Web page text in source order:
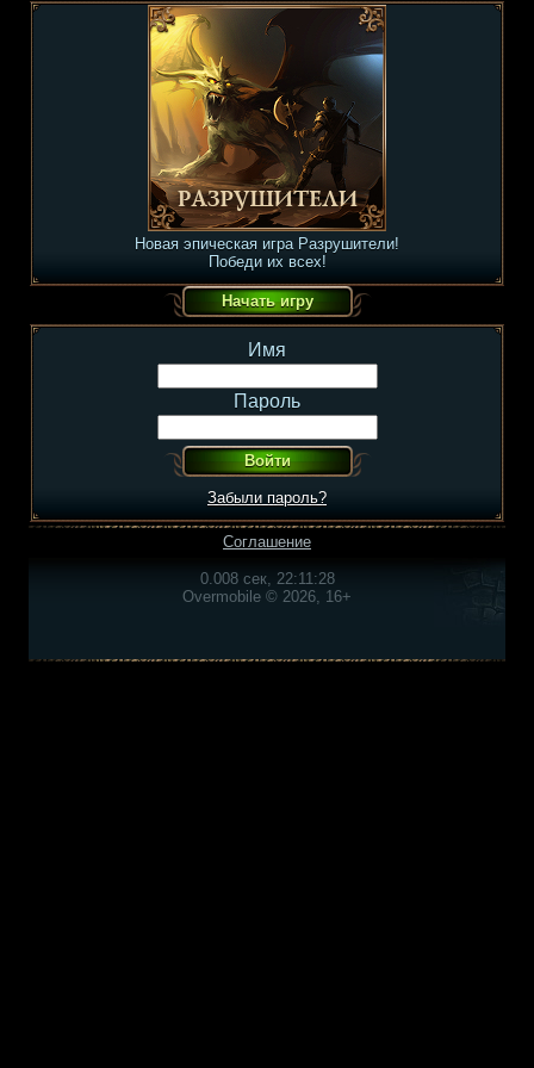
Новая эпическая игра Разрушители!
Победи их всех!
Имя
Пароль
Забыли пароль?
Соглашение
0.008 сек, 22:11:28
Overmobile © 2026, 16+